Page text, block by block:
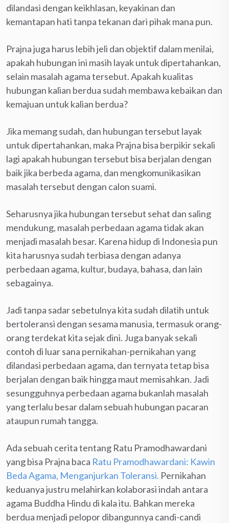
dilandasi dengan keikhlasan, keyakinan dan
kemantapan hati tanpa tekanan dari pihak mana pun.
Prajna juga harus lebih jeli dan objektif dalam menilai,
apakah hubungan ini masih layak untuk dipertahankan,
selain masalah agama tersebut. Apakah kualitas
hubungan kalian berdua sudah membawa kebaikan dan
kemajuan untuk kalian berdua?
Jika memang sudah, dan hubungan tersebut layak
untuk dipertahankan, maka Prajna bisa berpikir sekali
lagi apakah hubungan tersebut bisa berjalan dengan
baik jika berbeda agama, dan mengkomunikasikan
masalah tersebut dengan calon suami.
Seharusnya jika hubungan tersebut sehat dan saling
mendukung, masalah perbedaan agama tidak akan
menjadi masalah besar. Karena hidup di Indonesia pun
kita harusnya sudah terbiasa dengan adanya
perbedaan agama, kultur, budaya, bahasa, dan lain
sebagainya.
Jadi tanpa sadar sebetulnya kita sudah dilatih untuk
bertoleransi dengan sesama manusia, termasuk orang-
orang terdekat kita sejak dini. Juga banyak sekali
contoh di luar sana pernikahan-pernikahan yang
dilandasi perbedaan agama, dan ternyata tetap bisa
berjalan dengan baik hingga maut memisahkan. Jadi
sesungguhnya perbedaan agama bukanlah masalah
yang terlalu besar dalam sebuah hubungan pacaran
ataupun rumah tangga.
Ada sebuah cerita tentang Ratu Pramodhawardani
yang bisa Prajna baca Ratu Pramodhawardani: Kawin
Beda Agama, Menganjurkan Toleransi. Pernikahan
keduanya justru melahirkan kolaborasi indah antara
agama Buddha Hindu di kala itu. Bahkan mereka
berdua menjadi pelopor dibangunnya candi-candi